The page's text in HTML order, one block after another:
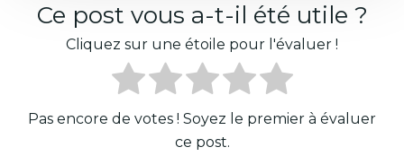
Ce post vous a-t-il été utile ?
Cliquez sur une étoile pour l'évaluer !
Pas encore de votes ! Soyez le premier à évaluer
ce post.